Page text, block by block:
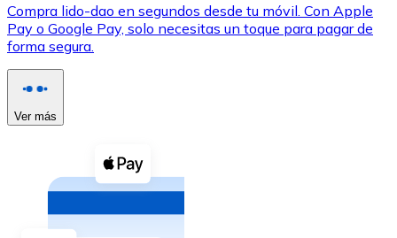
XRP
XRP
Ver todo
Compra criptomonedas con efectivo en tu tienda más
Comprar con efectivo
Compra lido-dao en segundos desde tu móvil. Con Apple
Pay o Google Pay, solo necesitas un toque para pagar de
forma segura.
Ver más